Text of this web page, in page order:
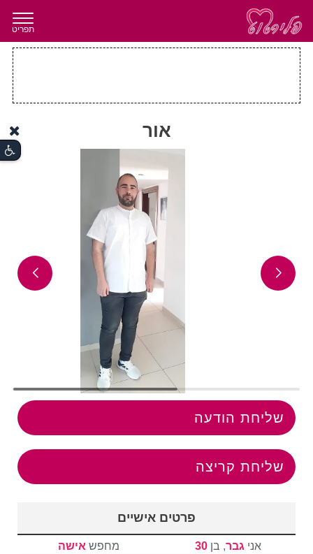
תפריט
אור
שליחת הודעה
שליחת קריצה
פרטים אישיים
אני גבר, בן30 מחפש אישה